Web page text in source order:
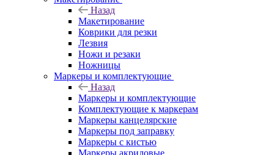
Назад
Макетирование
Коврики для резки
Лезвия
Ножи и резаки
Ножницы
Маркеры и комплектующие
Назад
Маркеры и комплектующие
Комплектующие к маркерам
Маркеры канцелярские
Маркеры под заправку
Маркеры с кистью
Маркеры акриловые